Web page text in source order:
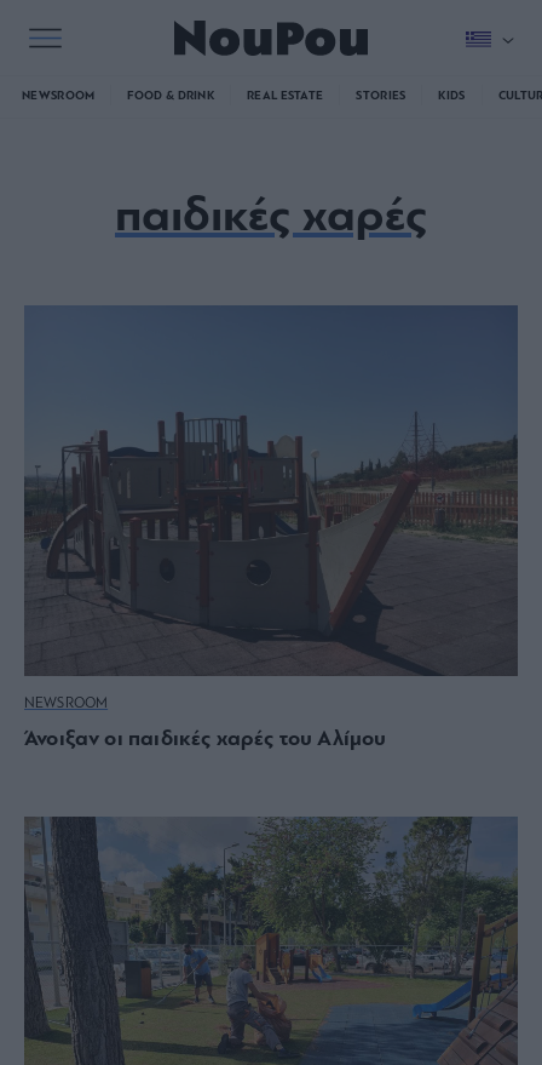
NEWSROOM FOOD & DRINK REAL ESTATE STORIES KIDS
παιδικές χαρές
NEWSROOM
Άνοιξαν οι παιδικές χαρές του Αλίμου